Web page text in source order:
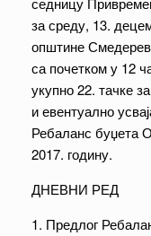
за среду, 13.
општине
са почетком у 12
укупно 22. тачке
и евентуално
Ребаланс буџета
2017. годину.
ДНЕВНИ РЕД
1. Предлог